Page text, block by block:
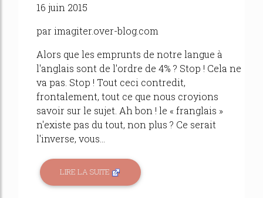
16 juin 2015
par imagiter.over-blog.com
Alors que les emprunts de notre langue à
l'anglais sont de l'ordre de 4% ? Stop ! Cela ne
va pas. Stop ! Tout ceci contredit,
frontalement, tout ce que nous croyions
savoir sur le sujet. Ah bon ! le « franglais »
n'existe pas du tout, non plus ? Ce serait
l'inverse, vous...
LIRE LA SUITE